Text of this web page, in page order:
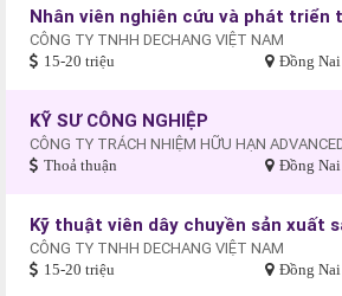
CÔNG TY TNHH DECHANG VIỆT NAM
15-20 triệu Đồng Nai
KỸ SƯ CÔNG NGHIỆP
Thoả thuận Đồng Nai
CÔNG TY TNHH DECHANG VIỆT NAM
15-20 triệu Đồng Nai